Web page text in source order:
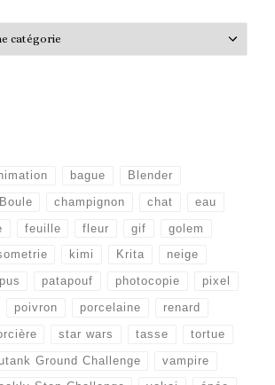
bague Blender
Boule champignon chat eau
feuille fleur gif golem
kimi Krita neige
patapouf photocopie pixel
poivron porcelaine renard
star wars tasse tortue
Ground Challenge vampire